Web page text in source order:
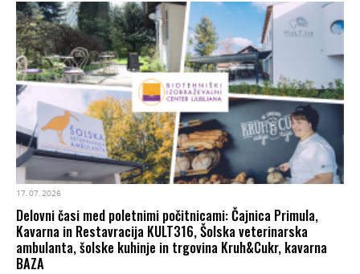
17. 07. 2026
Delovni časi med poletnimi počitnicami: Čajnica Primula,
Kavarna in Restavracija KULT316, Šolska veterinarska
ambulanta, šolske kuhinje in trgovina Kruh&Cukr, kavarna
BAZA